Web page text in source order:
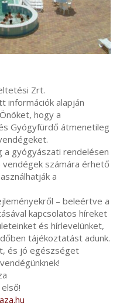
Zrt.
információk alapján
hogy a
Gyógyfürdő átmenetileg
a gyógyászati rendelésen
számára érhető
a
– beleértve a
kapcsolatos híreket
és hírlevelünket,
tájékoztatást adunk.
és jó egészséget